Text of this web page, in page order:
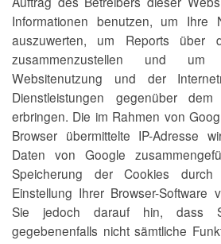
Informationen benutzen, um Ihre
auszuwerten, um Reports über
zusammenzustellen und
Websitenutzung und der
Dienstleistungen gegenüber
erbringen. Die im Rahmen von
Browser übermittelte IP-Adresse
Daten von Google
Speicherung der Cookies durch
Einstellung Ihrer Browser-Software
Sie jedoch darauf hin, dass
gegebenenfalls nicht sämtliche